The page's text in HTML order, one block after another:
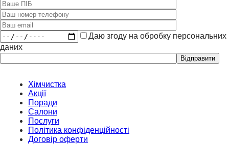
Даю згоду на обробку персональних
даних
leave
empty.
Хімчистка
Акції
Поради
Салони
Послуги
Політика конфіденційності
Договір оферти